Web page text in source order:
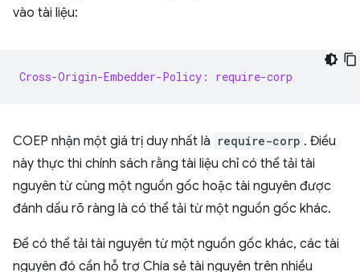
vào tài liệu:
Cross-Origin-Embedder-Policy: require-corp
COEP nhận một giá trị duy nhất là require-corp . Điều
này thực thi chính sách rằng tài liệu chỉ có thể tải tài
nguyên từ cùng một nguồn gốc hoặc tài nguyên được
đánh dấu rõ ràng là có thể tải từ một nguồn gốc khác.
Để có thể tải tài nguyên từ một nguồn gốc khác, các tài
nguyên đó cần hỗ trợ Chia sẻ tài nguyên trên nhiều